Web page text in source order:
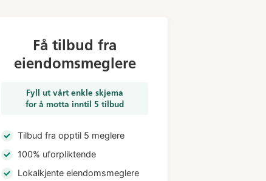
Få tilbud fra
eiendomsmeglere
Fyll ut vårt enkle skjema
for å motta inntil 5 tilbud
Tilbud fra opptil 5 meglere
100% uforpliktende
Lokalkjente eiendomsmeglere